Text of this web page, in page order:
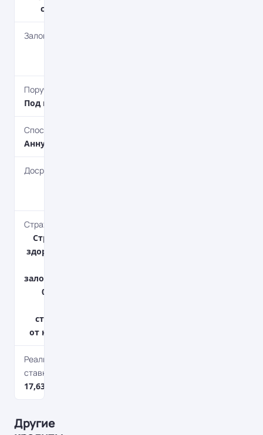
суммы - за перевод.
Залог
Поручительство
Под поручительство
Способ погашения
Aннуитет
Досрочное погашение
Страхование кредита
Страхование жизни и
здоровья, Страхование
залогаОриентировочно
0,22% - страхование
страхование клиента
от несчастного случая.
Реальная процентная
ставка
17,63 - 66,93%*
Другие